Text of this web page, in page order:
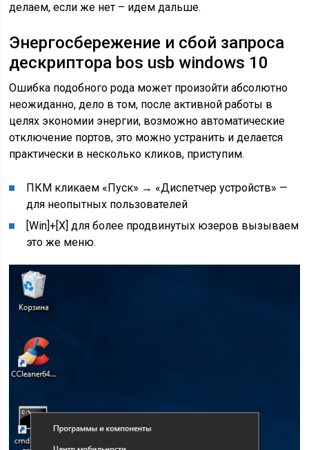
делаем, если же нет – идем дальше.
Энергосбережение и сбой запроса
дескриптора bos usb windows 10
Ошибка подобного рода может произойти абсолютно
неожиданно, дело в том, после активной работы в
целях экономии энергии, возможно автоматические
отключение портов, это можно устранить и делается
практически в несколько кликов, приступим.
ПКМ кликаем «Пуск» → «Диспетчер устройств» —
для неопытных пользователей
[Win]+[X] для более продвинутых юзеров вызываем
это же меню.